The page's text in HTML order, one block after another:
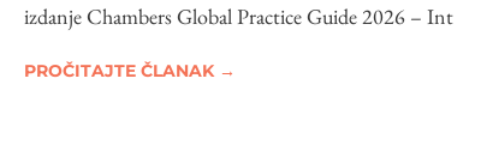
izdanje Chambers Global Practice Guide 2026 – Int
PROČITAJTE ČLANAK →